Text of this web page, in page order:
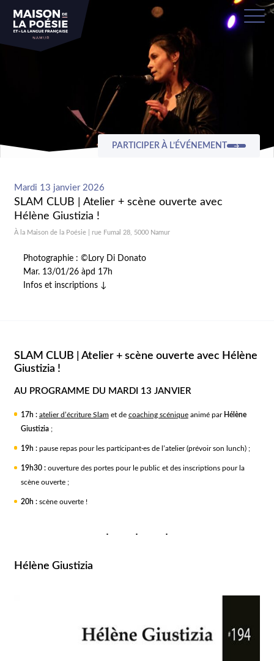
PARTICIPER À L’ÉVÉNEMENT
Mardi 13 janvier 2026
SLAM CLUB | Atelier + scène ouverte avec
Hélène Giustizia !
À la Maison de la Poésie | rue Fumal 28, 5000 Namur
Photographie : ©Lory Di Donato
Mar. 13/01/26 àpd 17h
Infos et inscriptions ↓
SLAM CLUB | Atelier + scène ouverte avec Hélène
Giustizia !
AU PROGRAMME DU MARDI 13 JANVIER
17h : atelier d’écriture Slamet de coaching scéniqueanimé par Hélène
Giustizia ;
19h : pause repas pour les participant·es de l’atelier (prévoir son lunch) ;
19h30 :ouverture des portes pour le public et des inscriptions pour la
scène ouverte ;
20h :scène ouverte !
Hélène Giustizia